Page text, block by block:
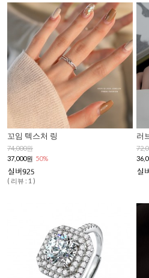
꼬임 텍스처 링
74,000원
37,000원 50%
( 리뷰 : 1 )
러